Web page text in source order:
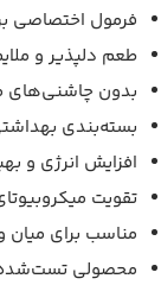
فرمول اختصاصی
طعم دلپذیر و
بدون چاشنی‌های
بسته‌بندی
افزایش انرژی و
تقویت
مناسب برای
محصولی تست‌شده